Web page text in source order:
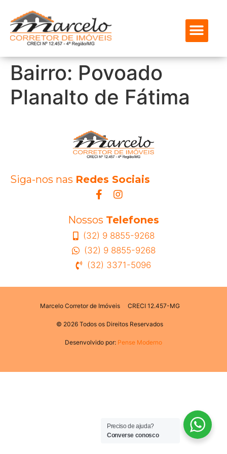
Bairro: Povoado
Planalto de Fátima
Siga-nos nas Redes Sociais
Nossos Telefones
(32) 9 8855-9268
(32) 9 8855-9268
(32) 3371-5096
Marcelo Corretor de Imóveis CRECI 12.457-MG
© 2026 Todos os Direitos Reservados
Desenvolvido por: Pense Moderno
Preciso de ajuda?
Converse conosco